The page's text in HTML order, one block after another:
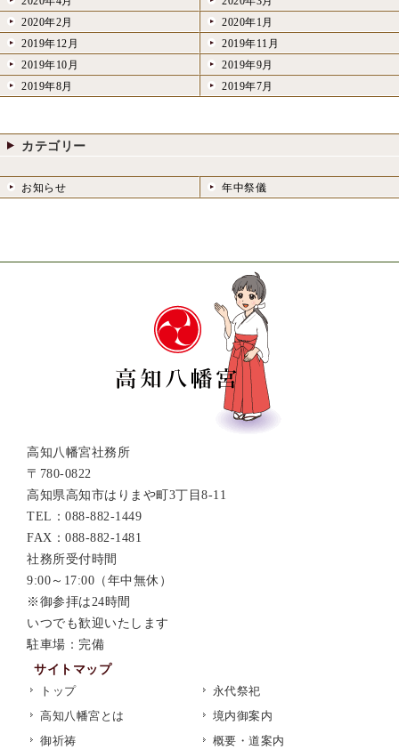
2020年2月
2020年1月
2019年12月
2019年11月
2019年10月
2019年9月
2019年8月
2019年7月
カテゴリー
お知らせ 年中祭儀
高知八幡宮社務所
〒780-0822
高知県高知市はりまや町3丁目8-11
TEL：088-882-1449
FAX：088-882-1481
社務所受付時間
9:00～17:00（年中無休）
※御参拝は24時間
いつでも歓迎いたします
駐車場：完備
サイトマップ
トップ
高知八幡宮とは
御祈祷
永代祭祀
境内御案内
概要・道案内